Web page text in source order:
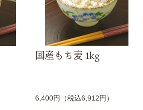
国産もち麦 1kg
6,400円（税込6,912円）